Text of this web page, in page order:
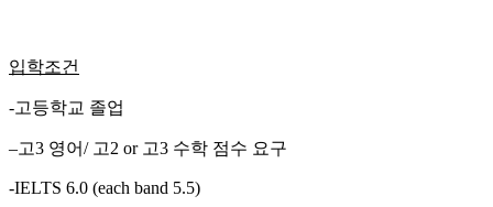
입학조건
-고등학교 졸업
–고3 영어/ 고2 or 고3 수학 점수 요구
-IELTS 6.0 (each band 5.5)